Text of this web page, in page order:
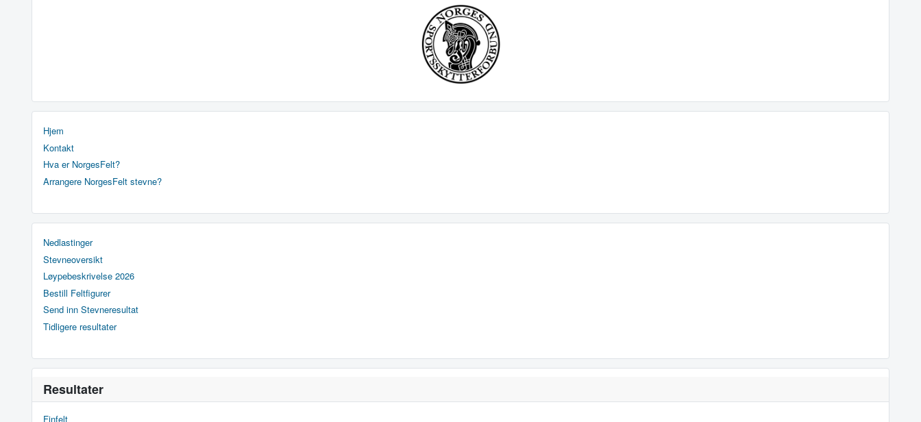
Hjem
Kontakt
Hva er NorgesFelt?
Arrangere NorgesFelt stevne?
Nedlastinger
Stevneoversikt
Løypebeskrivelse 2026
Bestill Feltfigurer
Send inn Stevneresultat
Tidligere resultater
Resultater
Finfelt